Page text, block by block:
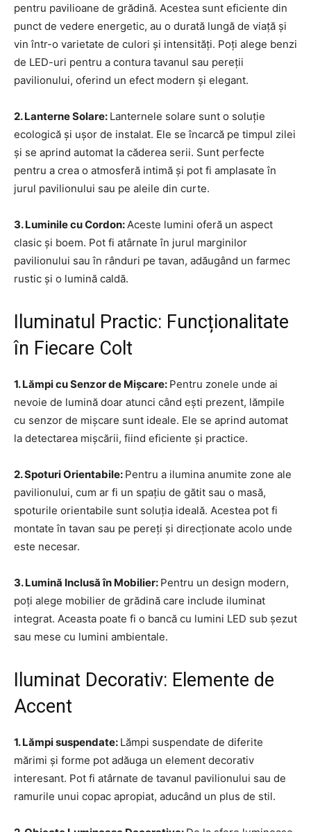
pentru pavilioane de grădină. Acestea sunt eficiente din
punct de vedere energetic, au o durată lungă de viață și
vin într-o varietate de culori și intensități. Poți alege benzi
de LED-uri pentru a contura tavanul sau pereții
pavilionului, oferind un efect modern și elegant.
2. Lanterne Solare: Lanternele solare sunt o soluție
ecologică și ușor de instalat. Ele se încarcă pe timpul zilei
și se aprind automat la căderea serii. Sunt perfecte
pentru a crea o atmosferă intimă și pot fi amplasate în
jurul pavilionului sau pe aleile din curte.
3. Luminile cu Cordon:Aceste lumini oferă un aspect
clasic și boem. Pot fi atârnate în jurul marginilor
pavilionului sau în rânduri pe tavan, adăugând un farmec
rustic și o lumină caldă.
Iluminatul Practic: Funcționalitate
în Fiecare Colt
1. Lămpi cu Senzor de Mișcare: Pentru zonele unde ai
nevoie de lumină doar atunci când ești prezent, lămpile
cu senzor de mișcare sunt ideale. Ele se aprind automat
la detectarea mișcării, fiind eficiente și practice.
2. Spoturi Orientabile: Pentru a ilumina anumite zone ale
pavilionului, cum ar fi un spațiu de gătit sau o masă,
spoturile orientabile sunt soluția ideală. Acestea pot fi
montate în tavan sau pe pereți și direcționate acolo unde
este necesar.
3. Lumină Inclusă în Mobilier: Pentru un design modern,
poți alege mobilier de grădină care include iluminat
integrat. Aceasta poate fi o bancă cu lumini LED sub șezut
sau mese cu lumini ambientale.
Iluminat Decorativ: Elemente de
Accent
1. Lămpi suspendate: Lămpi suspendate de diferite
mărimi și forme pot adăuga un element decorativ
interesant. Pot fi atârnate de tavanul pavilionului sau de
ramurile unui copac apropiat, aducând un plus de stil.